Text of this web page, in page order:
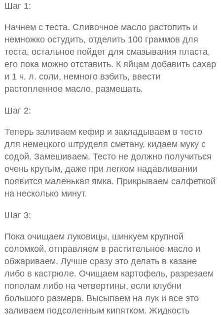
Шаг 1:
Начнем с теста. Сливочное масло растопить и
немножко остудить, отделить 100 граммов для
теста, остальное пойдет для смазывания пласта,
его пока можно отставить. К яйцам добавить сахар
и 1 ч. л. соли, немного взбить, ввести
растопленное масло, размешать.
Шаг 2:
Теперь заливаем кефир и закладываем в тесто
для немецкого штруделя сметану, кидаем муку с
содой. Замешиваем. Тесто не должно получиться
очень крутым, даже при легком надавливании
появится маленькая ямка. Прикрываем салфеткой
на несколько минут.
Шаг 3:
Пока очищаем луковицы, шинкуем крупной
соломкой, отправляем в растительное масло и
обжариваем. Лучше сразу это делать в казане
либо в кастрюле. Очищаем картофель, разрезаем
пополам либо на четвертины, если клубни
большого размера. Высыпаем на лук и все это
заливаем подсоленным кипятком. Жидкость